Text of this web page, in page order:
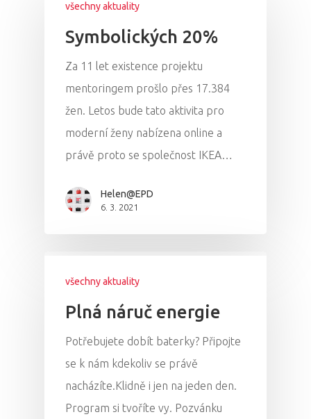
všechny aktuality
Symbolických 20%
Za 11 let existence projektu
mentoringem prošlo přes 17.384
žen. Letos bude tato aktivita pro
moderní ženy nabízena online a
právě proto se společnost IKEA…
Helen@EPD
6. 3. 2021
všechny aktuality
Plná náruč energie
Potřebujete dobít baterky? Připojte
se k nám kdekoliv se právě
nacházíte.Klidně i jen na jeden den.
Program si tvoříte vy. Pozvánku